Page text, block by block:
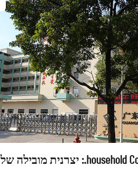
ג'ואנג דונג וודסאן household Co., Ltd.: יצרנית מובילה של